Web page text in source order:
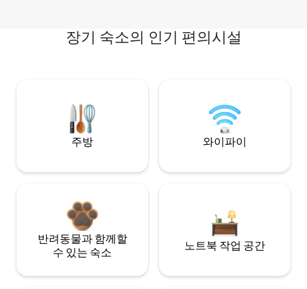
장기 숙소의 인기 편의시설
주방 와이파이
반려동물과 함께할
수 있는 숙소
노트북 작업 공간